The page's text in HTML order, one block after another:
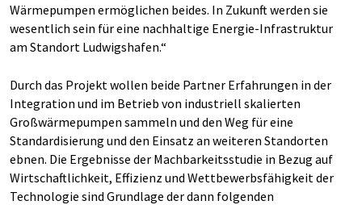
Wärmepumpen ermöglichen beides. In Zukunft werden sie
wesentlich sein für eine nachhaltige Energie-Infrastruktur
am Standort Ludwigshafen.“
Durch das Projekt wollen beide Partner Erfahrungen in der
Integration und im Betrieb von industriell skalierten
Großwärmepumpen sammeln und den Weg für eine
Standardisierung und den Einsatz an weiteren Standorten
ebnen. Die Ergebnisse der Machbarkeitsstudie in Bezug auf
Wirtschaftlichkeit, Effizienz und Wettbewerbsfähigkeit der
Technologie sind Grundlage der dann folgenden